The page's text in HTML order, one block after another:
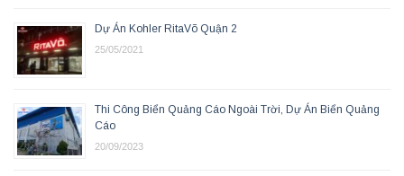
Dự Án Kohler RitaVõ Quận 2
25/05/2021
Thi Công Biển Quảng Cáo Ngoài Trời, Dự Án Biển Quảng
Cáo
20/09/2023